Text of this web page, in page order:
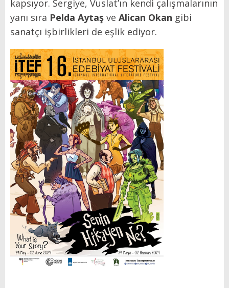
kapsıyor. Sergiye, Vuslat’ın kendi çalışmalarının
yanı sıra Pelda Aytaş ve Alican Okan gibi
sanatçı işbirlikleri de eşlik ediyor.